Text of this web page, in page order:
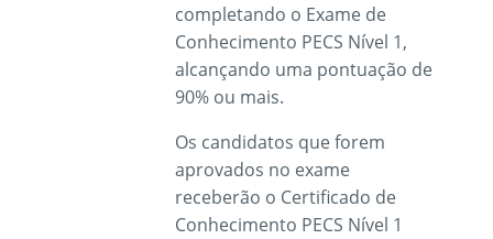
completando o Exame de
Conhecimento PECS Nível 1,
alcançando uma pontuação de
90% ou mais.
Os candidatos que forem
aprovados no exame
receberão o Certificado de
Conhecimento PECS Nível 1